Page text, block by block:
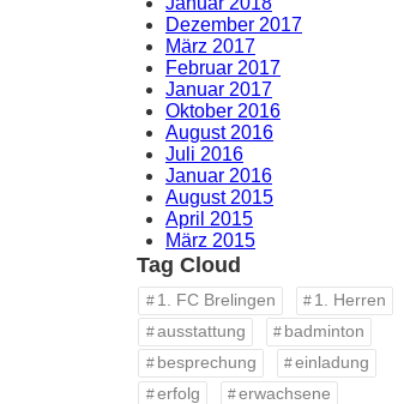
Dezember 2017
März 2017
Februar 2017
Januar 2017
Oktober 2016
August 2016
Juli 2016
Januar 2016
August 2015
April 2015
März 2015
Tag Cloud
1. FC Brelingen
1. Herren
ausstattung
badminton
besprechung
einladung
erfolg
erwachsene